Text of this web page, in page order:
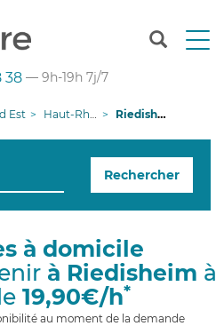
T
n
g
38 — 9h-19h 7j/7
Est Haut-Rhin Riedisheim
Rechercher
à domicile
à Riedisheim à
19,90€/h*
au moment de la demande